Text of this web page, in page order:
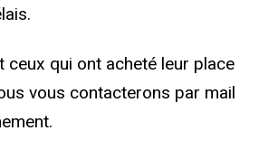
ceux qui ont acheté leur place
vous contacterons par mail